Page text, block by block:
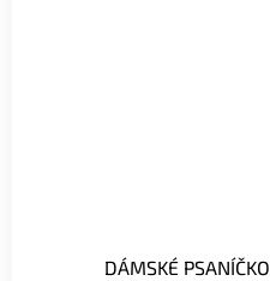
DÁMSKÉ